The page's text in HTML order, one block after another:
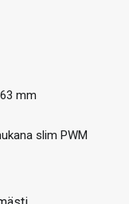
mm
slim PWM